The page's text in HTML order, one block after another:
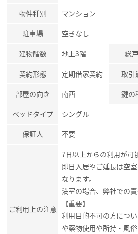
物件種別 マンション
駐車場 空きなし
建物階数 地上3階 総
契約形態 定期借家契約 取引
部屋の向き 南西 鍵の
ベッドタイプ シングル
保証人 不要
ご利用上の注意
7日以上からの利用が可
即日入居やご延長は空
なります。
満室の場合、弊社での責
【重要】
利用目的不可の方につ
や薬物使用や所持・風